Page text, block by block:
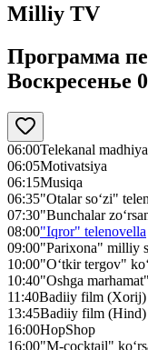
Milliy TV
Программа
Воскресенье
06:00Telekanal
06:05Motivatsiya
06:15Musiqa
06:35"Otalar so‘zi"
07:30"Bunchalar
08:00"Iqror" telenovella
09:00"Parixona" milliy
10:00"O‘tkir tergov"
10:40"Oshga
11:40Badiiy film (Xorij)
13:45Badiiy film (Hind)
16:00HopShop
16:00"M-cocktail"